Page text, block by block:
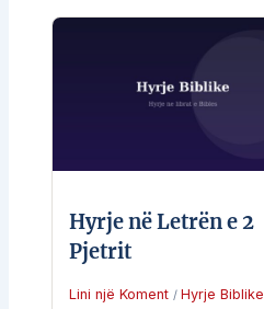
Hyrje në Letrën e 2
Pjetrit
Lini një Koment / Hyrje Biblike